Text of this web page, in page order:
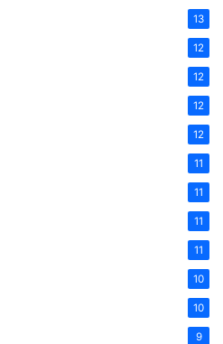
13
12
12
12
12
11
11
11
11
10
10
9